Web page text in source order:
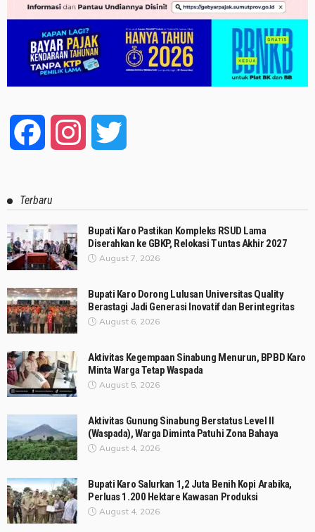
Facebook Instagram
Terbaru
Bupati Karo Pastikan Kompleks RSUD Lama
Diserahkan ke GBKP, Relokasi Tuntas Akhir 2027
August 7, 2026
Bupati Karo Dorong Lulusan Universitas Quality
Berastagi Jadi Generasi Inovatif dan Berintegritas
August 6, 2026
Aktivitas Kegempaan Sinabung Menurun, BPBD Karo
Minta Warga Tetap Waspada
August 5, 2026
Aktivitas Gunung Sinabung Berstatus Level II
(Waspada), Warga Diminta Patuhi Zona Bahaya
August 4, 2026
Bupati Karo Salurkan 1,2 Juta Benih Kopi Arabika,
Perluas 1.200 Hektare Kawasan Produksi
August 4, 2026